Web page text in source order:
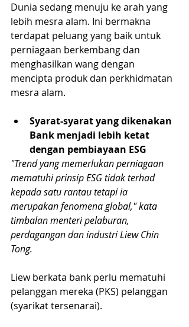
Dunia sedang menuju ke arah yang
lebih mesra alam. Ini bermakna
terdapat peluang yang baik untuk
perniagaan berkembang dan
menghasilkan wang dengan
mencipta produk dan perkhidmatan
mesra alam.
Syarat-syarat yang dikenakan
Bank menjadi lebih ketat
dengan pembiayaan ESG
"Trend yang memerlukan perniagaan
mematuhi prinsip ESG tidak terhad
kepada satu rantau tetapi ia
merupakan fenomena global," kata
timbalan menteri pelaburan,
perdagangan dan industri Liew Chin
Tong.
Liew berkata bank perlu mematuhi
pelanggan mereka (PKS) pelanggan
(syarikat tersenarai).